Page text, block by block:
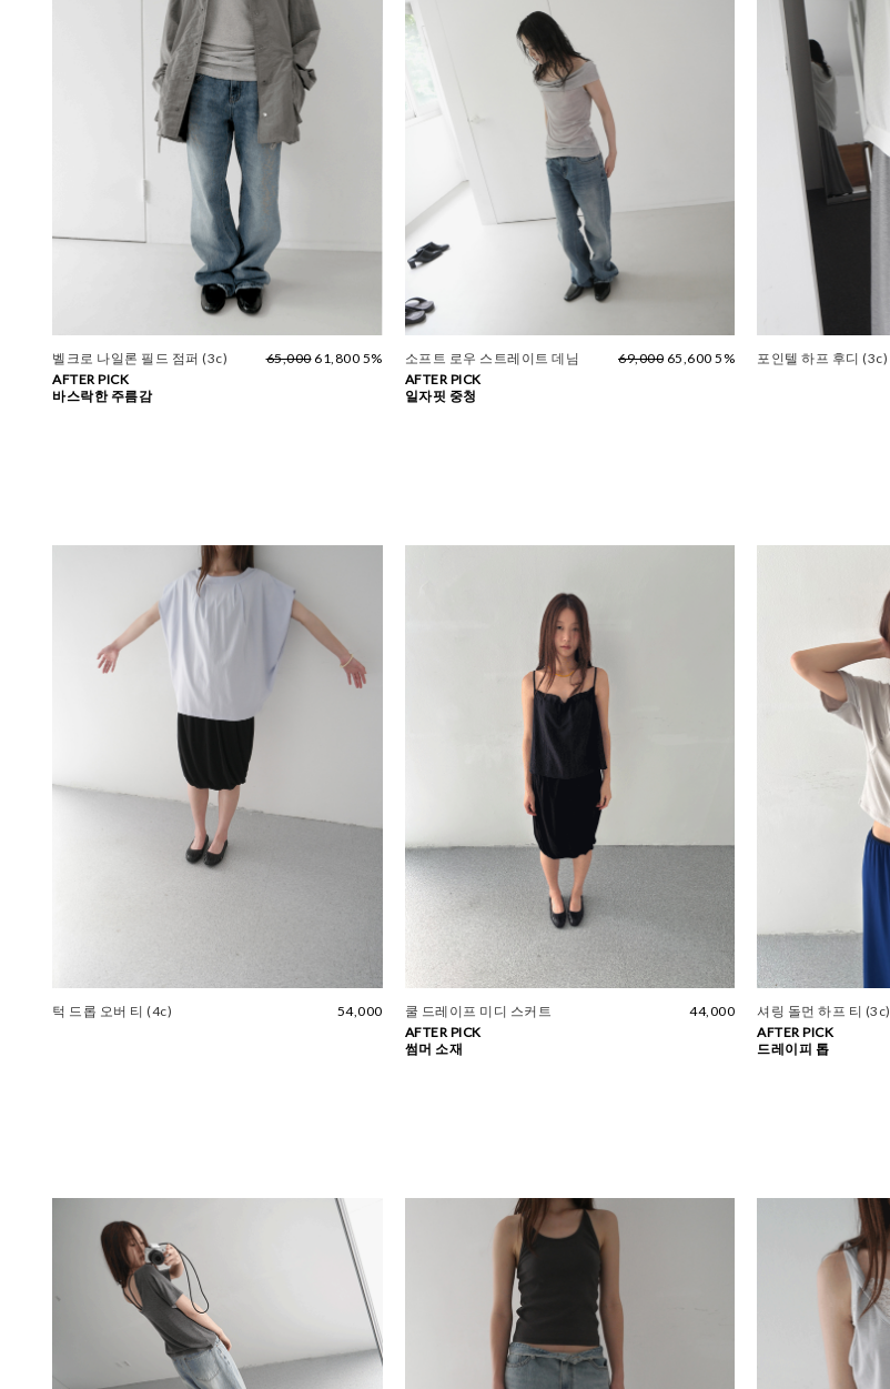
벨크로 나일론 필드 점퍼 (3c) 65,00061,800 5%
AFTER PICK
바스락한 주름감
소프트 로우 스트레이트 데님 69,000 65,600 5%
AFTER PICK
일자핏 중청
포인텔 하프 후디 (3c)
턱 드롭 오버 티 (4c) 54,000 쿨 드레이프 미디 스커트
44,000
AFTER PICK
썸머 소재
셔링 돌먼 하프 티 (3c)
AFTER PICK
드레이피 톱